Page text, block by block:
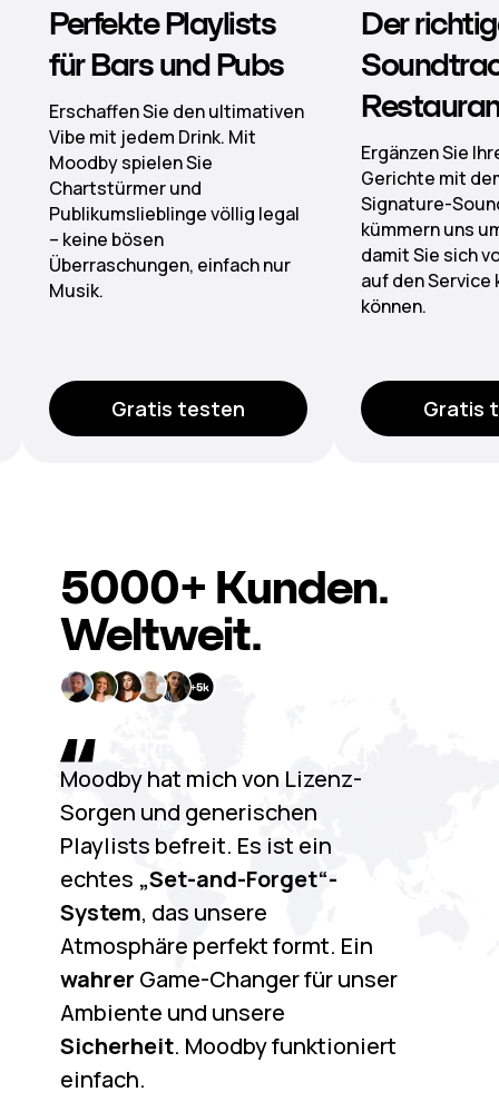
Der richtige
Soundtrack für
Restaurants
Ergänzen Sie Ihre Signature-
Gerichte mit dem passenden
Signature-Sound. Wir
kümmern uns um die Lizenzen,
damit Sie sich voll und ganz
auf den Service konzentrieren
können.
Gratis testen
Musik für
Von der Lobby
Klangwelten
verwaltete
präzise
Gratis
Moodby hat mich von Lizenz-
Sorgen und generischen
Playlists befreit. Es ist ein
echtes „Set-and-Forget“-
System, das unsere
Atmosphäre perfekt formt. Ein
wahrer Game-Changer für unser
Ambiente und unsere
Sicherheit. Moodby funktioniert
einfach.
5000+ Kunden.
Weltweit.